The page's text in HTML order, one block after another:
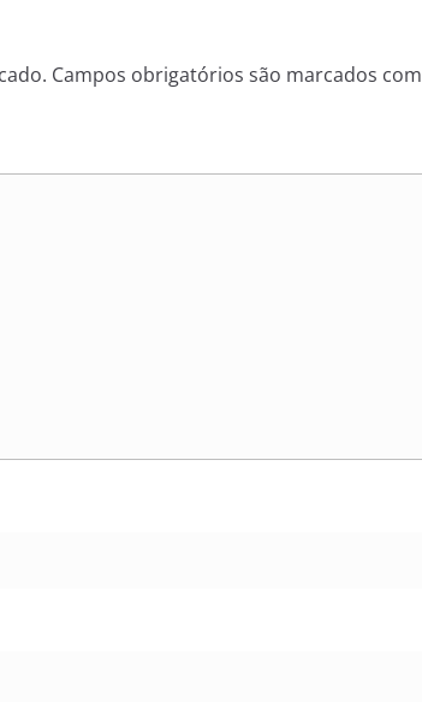
Campos obrigatórios são marcados com